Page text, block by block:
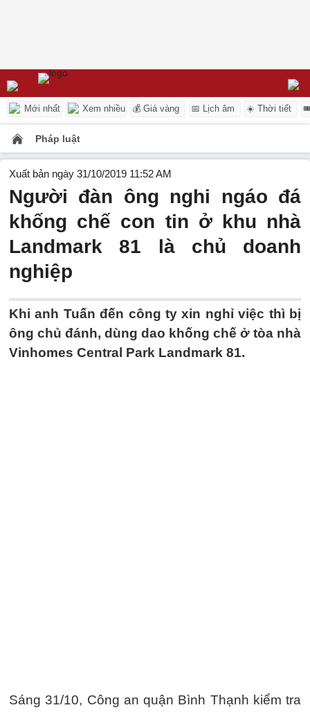
Mới nhất Xem nhiều 💰 Giá vàng 📅 Lịch âm ☀️ Thời tiết
Pháp luật
Xuất bản ngày 31/10/2019 11:52 AM
Người đàn ông nghi ngáo đá
khống chế con tin ở khu nhà
Landmark 81 là chủ doanh
nghiệp
Khi anh Tuấn đến công ty xin nghỉ việc thì bị
ông chủ đánh, dùng dao khống chế ở tòa nhà
Vinhomes Central Park Landmark 81.
Sáng 31/10, Công an quận Bình Thạnh kiểm tra